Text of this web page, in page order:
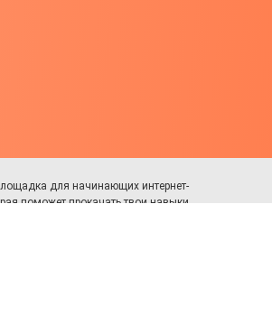
для начинающих интернет-
поможет прокачать твои навыки.